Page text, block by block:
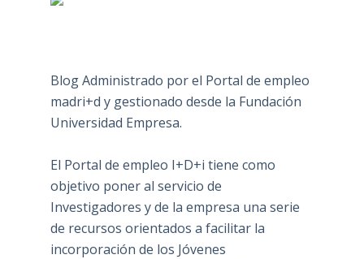
Blog Administrado por el Portal de empleo
madri+d y gestionado desde la Fundación
Universidad Empresa.
El Portal de empleo I+D+i tiene como
objetivo poner al servicio de
Investigadores y de la empresa una serie
de recursos orientados a facilitar la
incorporación de los Jóvenes